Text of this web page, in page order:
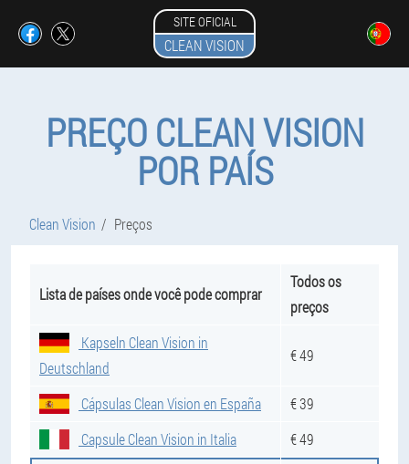
SITE OFICIAL
CLEAN VISION
PREÇO CLEAN VISION
POR PAÍS
Clean Vision Preços
Lista de países onde você pode comprar
Todos os
preços
Kapseln Clean Vision in
Deutschland
€ 49
Cápsulas Clean Vision en España
€ 39
Capsule Clean Vision in Italia
€ 49